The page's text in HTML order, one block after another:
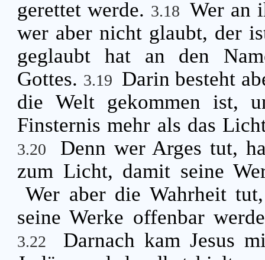
gerettet werde. 3.18 Wer an
wer aber nicht glaubt, der
geglaubt hat an den
Gottes. 3.19 Darin besteht
die Welt gekommen ist,
Finsternis mehr als das
3.20
Denn wer Arges tut,
zum Licht, damit seine
Wer aber die Wahrheit
seine Werke offenbar
3.22
Darnach kam Jesus